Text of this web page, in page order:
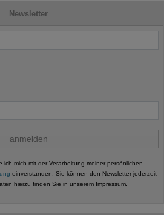
Newsletter
anmelden
ich mich mit der Verarbeitung meiner persönlichen
einverstanden. Sie können den Newsletter jederzeit
hierzu finden Sie in unserem Impressum.